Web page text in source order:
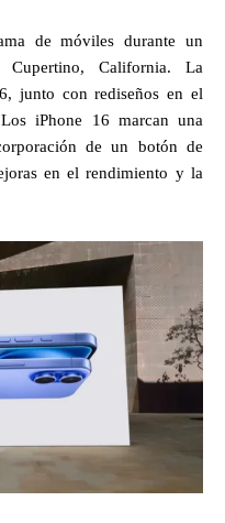
de móviles durante un
California. La
junto con rediseños en el
iPhone 16 marcan una
de un botón de
en el rendimiento y la